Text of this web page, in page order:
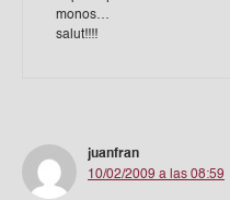
monos…
salut!!!!
juanfran
10/02/2009 a las 08:59